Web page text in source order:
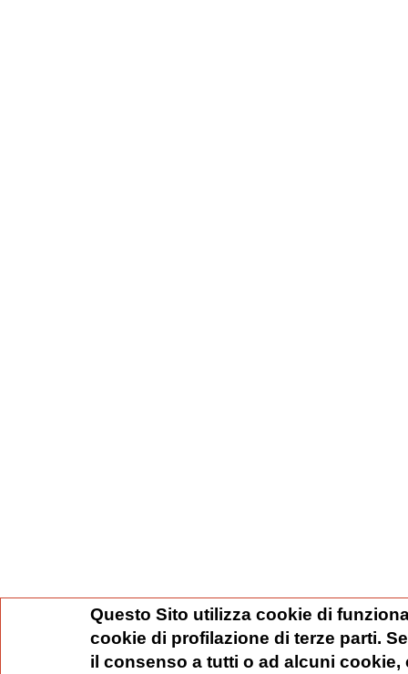
Questo Sito utilizza cookie di
cookie di profilazione di terze parti.
il consenso a tutti o ad alcuni